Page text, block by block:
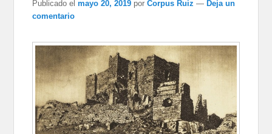
Publicado el mayo 20, 2019 porCorpus Ruiz — Deja un
comentario